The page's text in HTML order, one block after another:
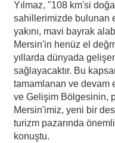
Yılmaz, "108 km'si
sahillerimizde bulunan
yakını, mavi bayrak
Mersin'in henüz el
yıllarda dünyada
sağlayacaktır. Bu
tamamlanan ve devam
ve Gelişim Bölgesinin,
Mersin'imiz, yeni bir
turizm pazarında
konuştu.